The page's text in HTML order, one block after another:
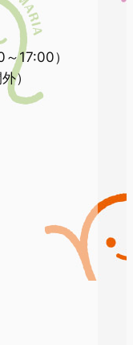
～17:00）
）